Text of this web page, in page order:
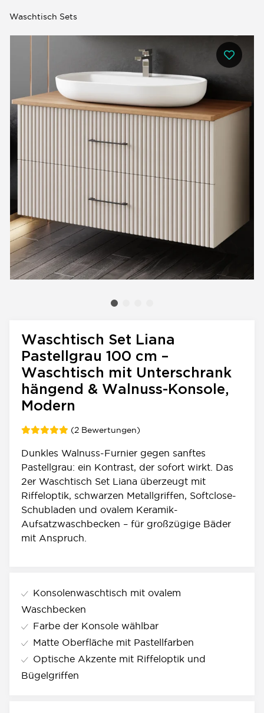
Waschtisch Sets
Waschtisch Set Liana
Pastellgrau 100 cm –
Waschtisch mit Unterschrank
hängend & Walnuss-Konsole,
Modern
(2 Bewertungen)
Dunkles Walnuss-Furnier gegen sanftes
Pastellgrau: ein Kontrast, der sofort wirkt. Das
2er Waschtisch Set Liana überzeugt mit
Riffeloptik, schwarzen Metallgriffen, Softclose-
Schubladen und ovalem Keramik-
Aufsatzwaschbecken – für großzügige Bäder
mit Anspruch.
Konsolenwaschtisch mit ovalem
Waschbecken
Farbe der Konsole wählbar
Matte Oberfläche mit Pastellfarben
Optische Akzente mit Riffeloptik und
Bügelgriffen